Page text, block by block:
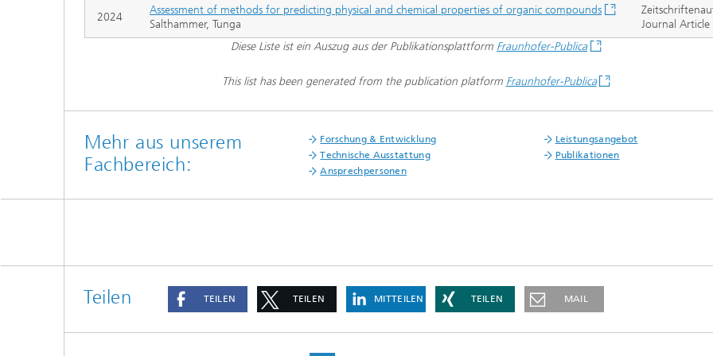
2024
Assessment of methods for predicting physical and chemical properties of organic compounds
Salthammer, Tunga
Journal Article
Diese Liste ist ein Auszug aus der Publikationsplattform Fraunhofer-Publica
This list has been generated from the publication platform Fraunhofer-Publica
Mehr aus unserem
Fachbereich:
Forschung & Entwicklung
Leistungsangebot
Technische Ausstattung
Publikationen
Ansprechpersonen
Teilen TEILEN TEILEN MITTEILEN TEILEN MAIL